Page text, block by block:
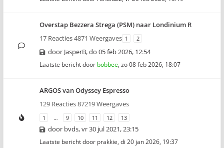
Overstap Bezzera Strega (PSM) naar Londinium R
17 Reacties 4871 Weergaves 1 2
door JasperB,do 05 feb 2026, 12:54
Laatste bericht door bobbee, zo 08 feb 2026, 18:07
ARGOS van Odyssey Espresso
129 Reacties 87219 Weergaves
1 … 9 10 11 12 13
door bvds,vr 30 jul 2021, 23:15
Laatste bericht door prakkie, di 20 jan 2026, 19:37